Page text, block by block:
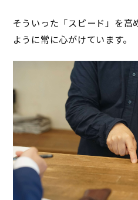
そういった「スピード」を高
ように常に心がけています。